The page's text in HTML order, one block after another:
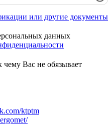
или другие документы
данных
чему Вас не обязывает
ktptm